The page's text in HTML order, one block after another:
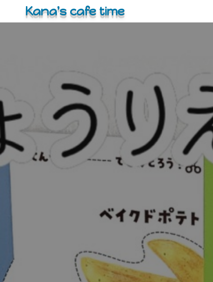
キ
ッ
プ
Kana's cafe time